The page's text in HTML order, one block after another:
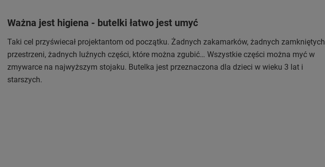
Ważna jest higiena - butelki łatwo jest umyć
Taki cel przyświecał projektantom od początku. Żadnych zakamarków, żadnych zamkniętych
przestrzeni, żadnych luźnych części, które można zgubić… Wszystkie części można myć w
zmywarce na najwyższym stojaku. Butelka jest przeznaczona dla dzieci w wieku 3 lat i
starszych.